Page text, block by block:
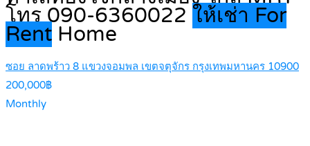
โทร 090-6360022 ให้เช่า For
Rent Home
ซอย ลาดพร้าว 8 แขวงจอมพล เขตจตุจักร กรุงเทพมหานคร 10900
200,000฿
Monthly